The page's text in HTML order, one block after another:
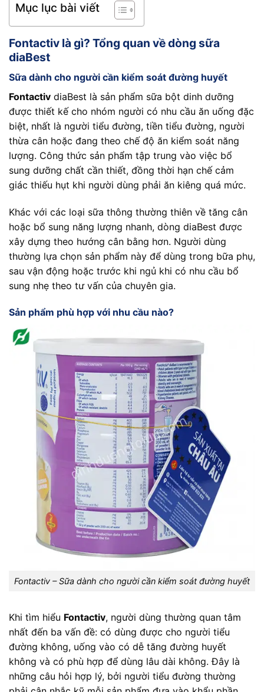
Mục lục bài viết
Fontactiv là gì? Tổng quan về dòng sữa
diaBest
Sữa dành cho người cần kiểm soát đường huyết
Fontactiv diaBest là sản phẩm sữa bột dinh dưỡng
được thiết kế cho nhóm người có nhu cầu ăn uống đặc
biệt, nhất là người tiểu đường, tiền tiểu đường, người
thừa cân hoặc đang theo chế độ ăn kiểm soát năng
lượng. Công thức sản phẩm tập trung vào việc bổ
sung dưỡng chất cần thiết, đồng thời hạn chế cảm
giác thiếu hụt khi người dùng phải ăn kiêng quá mức.
Khác với các loại sữa thông thường thiên về tăng cân
hoặc bổ sung năng lượng nhanh, dòng diaBest được
xây dựng theo hướng cân bằng hơn. Người dùng
thường lựa chọn sản phẩm này để dùng trong bữa phụ,
sau vận động hoặc trước khi ngủ khi có nhu cầu bổ
sung nhẹ theo tư vấn của chuyên gia.
Sản phẩm phù hợp với nhu cầu nào?
Fontactiv – Sữa dành cho người cần kiểm soát đường huyết
Khi tìm hiểu Fontactiv, người dùng thường quan tâm
nhất đến ba vấn đề: có dùng được cho người tiểu
đường không, uống vào có dễ tăng đường huyết
không và có phù hợp để dùng lâu dài không. Đây là
những câu hỏi hợp lý, bởi người tiểu đường thường